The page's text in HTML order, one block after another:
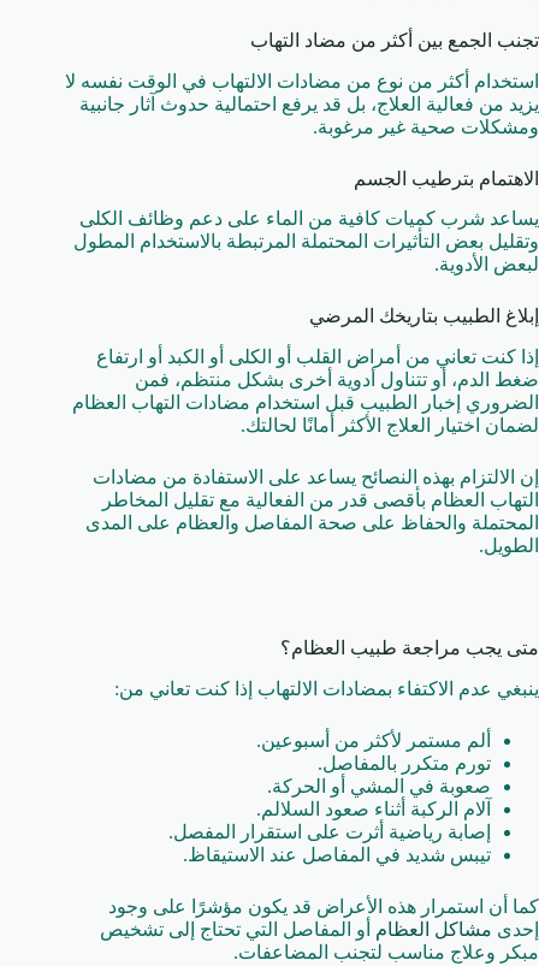
تجنب الجمع بين أكثر من مضاد التهاب
استخدام أكثر من نوع من مضادات الالتهاب في الوقت نفسه لا
يزيد من فعالية العلاج، بل قد يرفع احتمالية حدوث آثار جانبية
ومشكلات صحية غير مرغوبة.
الاهتمام بترطيب الجسم
يساعد شرب كميات كافية من الماء على دعم وظائف الكلى
وتقليل بعض التأثيرات المحتملة المرتبطة بالاستخدام المطول
لبعض الأدوية.
إبلاغ الطبيب بتاريخك المرضي
إذا كنت تعاني من أمراض القلب أو الكلى أو الكبد أو ارتفاع
ضغط الدم، أو تتناول أدوية أخرى بشكل منتظم، فمن
الضروري إخبار الطبيب قبل استخدام مضادات التهاب العظام
لضمان اختيار العلاج الأكثر أمانًا لحالتك.
إن الالتزام بهذه النصائح يساعد على الاستفادة من مضادات
التهاب العظام بأقصى قدر من الفعالية مع تقليل المخاطر
المحتملة والحفاظ على صحة المفاصل والعظام على المدى
الطويل.
متى يجب مراجعة طبيب العظام؟
ينبغي عدم الاكتفاء بمضادات الالتهاب إذا كنت تعاني من:
ألم مستمر لأكثر من أسبوعين.
تورم متكرر بالمفاصل.
صعوبة في المشي أو الحركة.
آلام الركبة أثناء صعود السلالم.
إصابة رياضية أثرت على استقرار المفصل.
تيبس شديد في المفاصل عند الاستيقاظ.
كما أن استمرار هذه الأعراض قد يكون مؤشرًا على وجود
إحدى مشاكل العظام أو المفاصل التي تحتاج إلى تشخيص
مبكر وعلاج مناسب لتجنب المضاعفات.